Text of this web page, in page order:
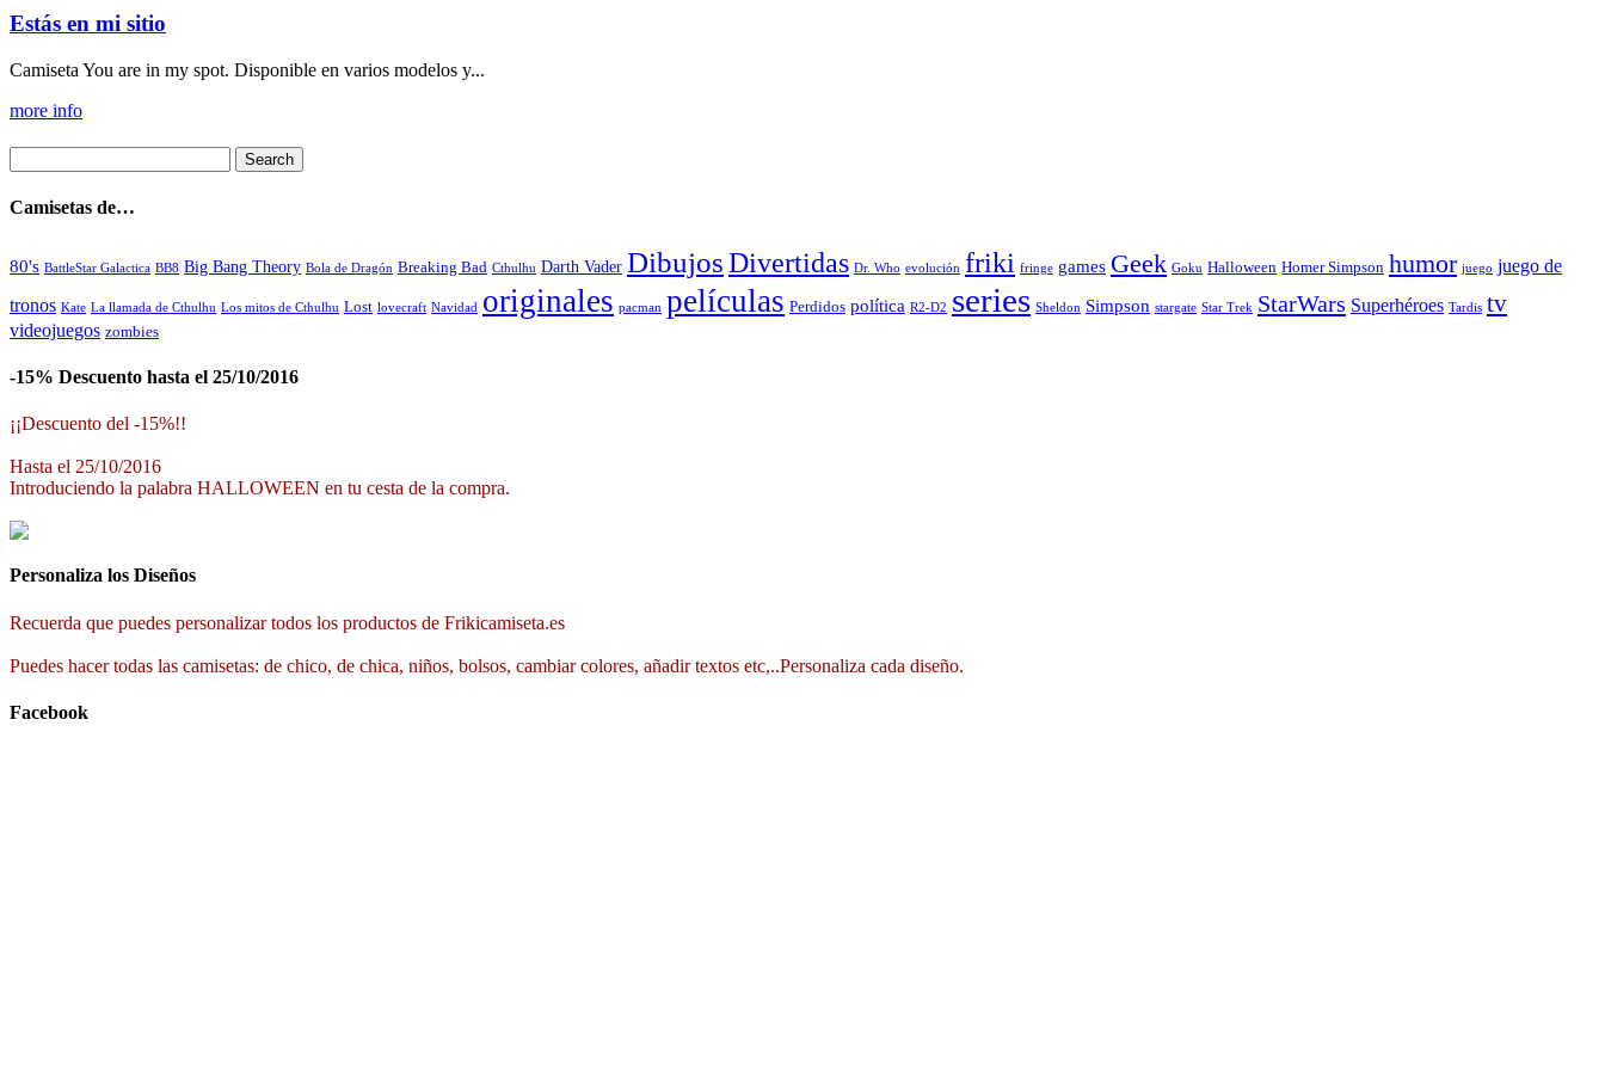
Estás en mi sitio
Camiseta You are in my spot. Disponible en varios modelos y...
more info
Camisetas de…
80's BattleStar Galactica BB8 Big Bang Theory Bola de Dragón Breaking Bad Cthulhu Darth Vader DibujosDivertidas Dr. Who evolución friki fringe games Geek Goku Halloween Homer Simpson humor juego juego de
tronos Kate La llamada de Cthulhu Los mitos de Cthulhu Lost lovecraft Navidad originales pacman películas Perdidos política R2-D2 series Sheldon Simpson stargate Star Trek StarWars Superhéroes Tardis tv
videojuegos zombies
-15% Descuento hasta el 25/10/2016
¡¡Descuento del -15%!!
Hasta el 25/10/2016
Introduciendo la palabra HALLOWEEN en tu cesta de la compra.
Personaliza los Diseños
Recuerda que puedes personalizar todos los productos de Frikicamiseta.es
Puedes hacer todas las camisetas: de chico, de chica, niños, bolsos, cambiar colores, añadir textos etc,..Personaliza cada diseño.
Facebook